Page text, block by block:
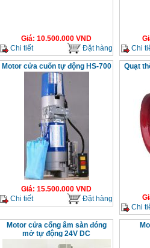
Giá: 10.500.000 VND
Chi tiết
Đặt hàng
Chi
Motor cửa cuốn tự động HS-700
Giá: 15.500.000 VND
Chi tiết
Đặt hàng
Quạt
Chi
Motor cửa cổng âm sàn đóng
mở tự động 24V DC